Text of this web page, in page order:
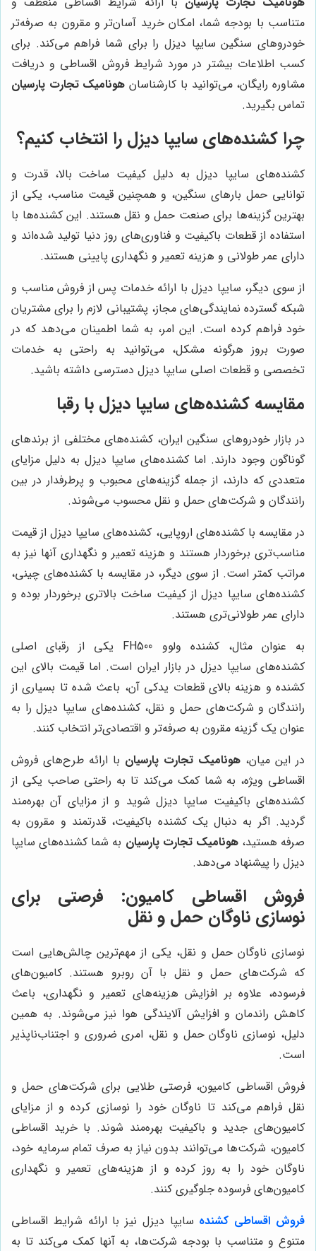
متناسب با بودجه شما، امکان خرید آسان‌تر و مقرون به صرفه‌تر
خودروهای سنگین سایپا دیزل را برای شما فراهم می‌کند. برای
کسب اطلاعات بیشتر در مورد شرایط فروش اقساطی و دریافت
مشاوره رایگان، می‌توانید با کارشناسان هونامیک تجارت پارسیان
تماس بگیرید.
چرا کشنده‌های سایپا دیزل را انتخاب کنیم؟
کشنده‌های سایپا دیزل به دلیل کیفیت ساخت بالا، قدرت و
توانایی حمل بارهای سنگین، و همچنین قیمت مناسب، یکی از
بهترین گزینه‌ها برای صنعت حمل و نقل هستند. این کشنده‌ها با
استفاده از قطعات باکیفیت و فناوری‌های روز دنیا تولید شده‌اند و
دارای عمر طولانی و هزینه تعمیر و نگهداری پایینی هستند.
از سوی دیگر، سایپا دیزل با ارائه خدمات پس از فروش مناسب و
شبکه گسترده نمایندگی‌های مجاز، پشتیبانی لازم را برای مشتریان
خود فراهم کرده است. این امر، به شما اطمینان می‌دهد که در
صورت بروز هرگونه مشکل، می‌توانید به راحتی به خدمات
تخصصی و قطعات اصلی سایپا دیزل دسترسی داشته باشید.
مقایسه کشنده‌های سایپا دیزل با رقبا
در بازار خودروهای سنگین ایران، کشنده‌های مختلفی از برندهای
گوناگون وجود دارند. اما کشنده‌های سایپا دیزل به دلیل مزایای
متعددی که دارند، از جمله گزینه‌های محبوب و پرطرفدار در بین
رانندگان و شرکت‌های حمل و نقل محسوب می‌شوند.
در مقایسه با کشنده‌های اروپایی، کشنده‌های سایپا دیزل از قیمت
مناسب‌تری برخوردار هستند و هزینه تعمیر و نگهداری آنها نیز به
مراتب کمتر است. از سوی دیگر، در مقایسه با کشنده‌های چینی،
کشنده‌های سایپا دیزل از کیفیت ساخت بالاتری برخوردار بوده و
دارای عمر طولانی‌تری هستند.
به عنوان مثال، کشنده ولوو FH500 یکی از رقبای اصلی
کشنده‌های سایپا دیزل در بازار ایران است. اما قیمت بالای این
کشنده و هزینه بالای قطعات یدکی آن، باعث شده تا بسیاری از
رانندگان و شرکت‌های حمل و نقل، کشنده‌های سایپا دیزل را به
عنوان یک گزینه مقرون به صرفه‌تر و اقتصادی‌تر انتخاب کنند.
در این میان، هونامیک تجارت پارسیان با ارائه طرح‌های فروش
اقساطی ویژه، به شما کمک می‌کند تا به راحتی صاحب یکی از
کشنده‌های باکیفیت سایپا دیزل شوید و از مزایای آن بهره‌مند
گردید. اگر به دنبال یک کشنده باکیفیت، قدرتمند و مقرون به
صرفه هستید،هونامیک تجارت پارسیان به شما کشنده‌های سایپا
دیزل را پیشنهاد می‌دهد.
فروش اقساطی کامیون: فرصتی برای
نوسازی ناوگان حمل و نقل
نوسازی ناوگان حمل و نقل، یکی از مهم‌ترین چالش‌هایی است
که شرکت‌های حمل و نقل با آن روبرو هستند. کامیون‌های
فرسوده، علاوه بر افزایش هزینه‌های تعمیر و نگهداری، باعث
کاهش راندمان و افزایش آلایندگی هوا نیز می‌شوند. به همین
دلیل، نوسازی ناوگان حمل و نقل، امری ضروری و اجتناب‌ناپذیر
است.
فروش اقساطی کامیون، فرصتی طلایی برای شرکت‌های حمل و
نقل فراهم می‌کند تا ناوگان خود را نوسازی کرده و از مزایای
کامیون‌های جدید و باکیفیت بهره‌مند شوند. با خرید اقساطی
کامیون، شرکت‌ها می‌توانند بدون نیاز به صرف تمام سرمایه خود،
ناوگان خود را به روز کرده و از هزینه‌های تعمیر و نگهداری
کامیون‌های فرسوده جلوگیری کنند.
فروش اقساطی کشنده سایپا دیزل نیز با ارائه شرایط اقساطی
متنوع و متناسب با بودجه شرکت‌ها، به آنها کمک می‌کند تا به